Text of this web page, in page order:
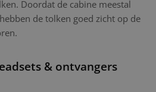
Doordat de cabine meestal
de tolken goed zicht op de
& ontvangers